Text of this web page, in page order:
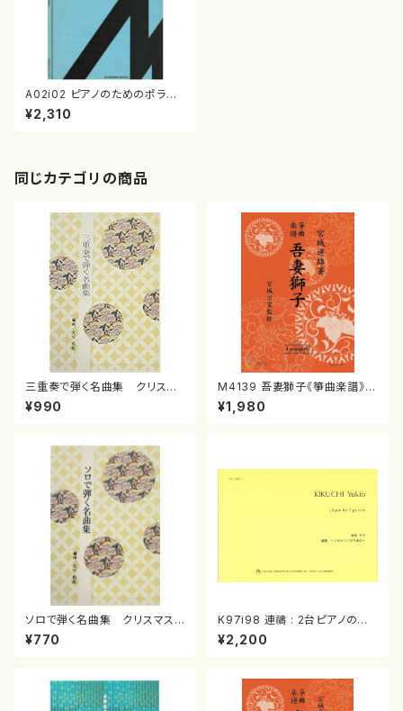
A02i02 ピアノのためのポラリ
ゼイションII（ピアノ/神津裕/楽
譜）
¥2,310
同じカテゴリの商品
三重奏で弾く名曲集 クリスマ
スメドレー( 箏2/大平光美 編
曲/楽譜）
¥990
M4139 吾妻獅子《箏曲楽譜》
（箏/宮城道雄著・宮城宗家監修/
箏曲古典楽譜）
¥1,980
ソロで弾く名曲集 クリスマス・
イブ／恋人がサンタクロース(
箏独奏 /大平光美 編曲/楽
¥770
K97i98 連禱 : 2台ピアノのた
めの（2 Pianos / 菊池 幸夫 /
楽譜）
¥2,200